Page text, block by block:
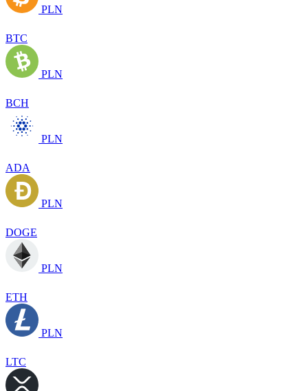
PLN
BTC
PLN
BCH
PLN
ADA
PLN
DOGE
PLN
ETH
PLN
LTC